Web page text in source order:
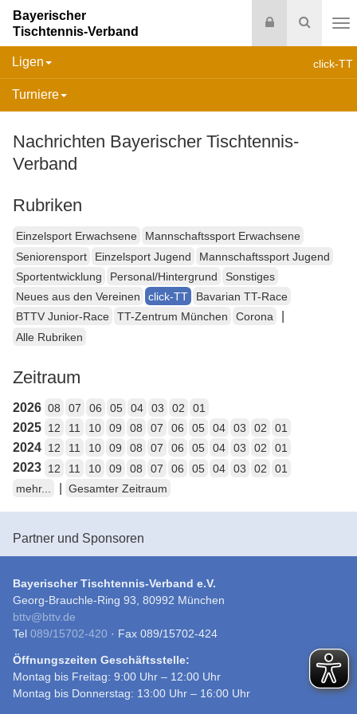
Suche
Login
Bayerischer
Tischtennis-Verband
click-TT
Ligen
Turniere
Nachrichten Bayerischer Tischtennis-
Verband
Rubriken
Einzelsport Erwachsene
Mannschaftssport Erwachsene
Seniorensport
Einzelsport Jugend
Mannschaftssport Jugend
Sportentwicklung
Personal/Hintergrund
Sonstiges
Neues aus den Vereinen
click-TT
Bavarian TT-Race
BTTV Junior-Race
TT-Zentrum München Corona
Alle Rubriken
Zeitraum
2026 08 07 06 05 04 03 02 01
2025 12 11 10 09 08 07 06 05 04 03 02 01
2024 12 11 10 09 08 07 06 05 04 03 02 01
2023 12 11 10 09 08 07 06 05 04 03 02
01
mehr...
Gesamter Zeitraum
Partner und Sponsoren
Bayerischer Tischtennis-Verband e.V.
Georg-Brauchle-Ring 93, 80992 München
bttv@bttv.de
Tel 089/15702-420 · Fax 089/15702-424
Öffnungszeiten Geschäftsstelle:
Montag bis Freitag: 9:00 Uhr – 12:00 Uhr
Montag bis Donnerstag: 13:00 Uhr – 16:00 Uhr